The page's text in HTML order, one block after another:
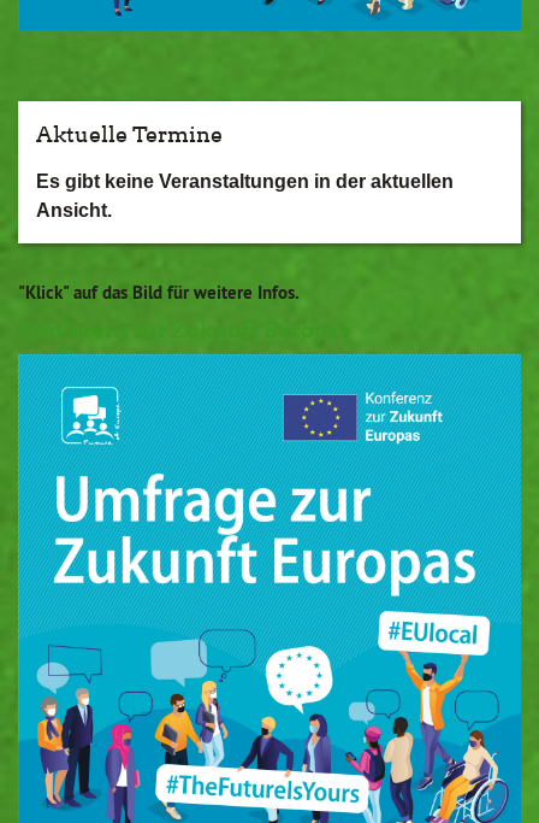
Aktuelle Termine
Es gibt keine Veranstaltungen in der aktuellen
Ansicht.
"Klick" auf das Bild für weitere Infos.